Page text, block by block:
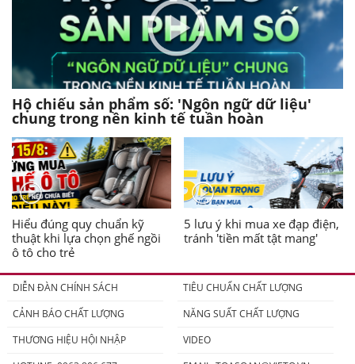
Hộ chiếu sản phẩm số: 'Ngôn ngữ dữ liệu'
chung trong nền kinh tế tuần hoàn
Hiểu đúng quy chuẩn kỹ
thuật khi lựa chọn ghế ngồi
ô tô cho trẻ
5 lưu ý khi mua xe đạp điện,
tránh 'tiền mất tật mang'
DIỄN ĐÀN CHÍNH SÁCH
TIÊU CHUẨN CHẤT LƯỢNG
CẢNH BÁO CHẤT LƯỢNG
NĂNG SUẤT CHẤT LƯỢNG
THƯƠNG HIỆU HỘI NHẬP
VIDEO